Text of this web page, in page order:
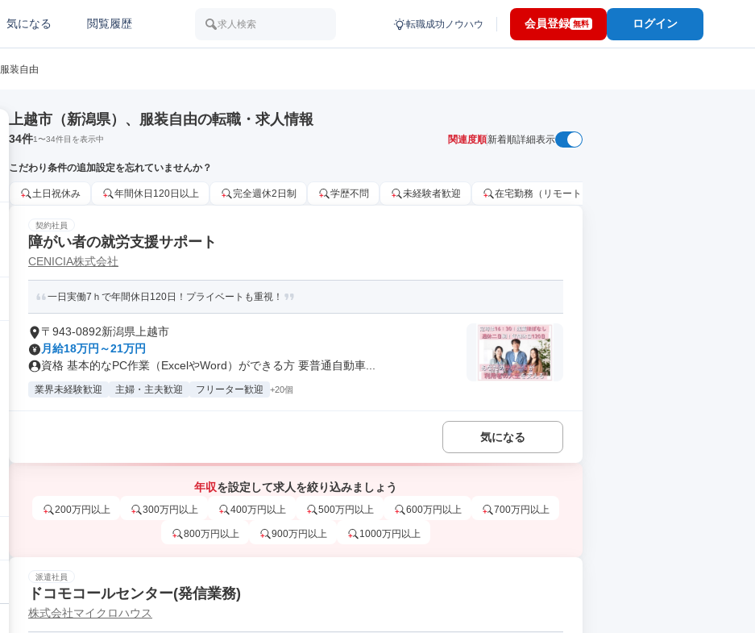
気になる 閲覧履歴 求人検索 転職成功ノウハウ 会員登録 無料 ログイン
服装自由
上越市（新潟県）、服装自由の転職・求人情報
34件1〜34件目を表示中 関連度順新着順詳細表示
こだわり条件の追加設定を忘れていませんか？
土日祝休み 年間休日120日以上 完全週休2日制 学歴不問 未経験者歓迎 在宅勤務（リモートワーク）OK
契約社員
障がい者の就労支援サポート
CENICIA株式会社
一日実働7ｈで年間休日120日！プライベートも重視！
〒943-0892新潟県上越市
月給18万円～21万円
資格 基本的なPC作業（ExcelやWord）ができる方 要普通自動車...
業界未経験歓迎 主婦・主夫歓迎 フリーター歓迎 +20個
気になる
年収を設定して求人を絞り込みましょう
200万円以上 300万円以上 400万円以上 500万円以上 600万円以上 700万円以上
800万円以上 900万円以上 1000万円以上
派遣社員
ドコモコールセンター(発信業務)
株式会社マイクロハウス